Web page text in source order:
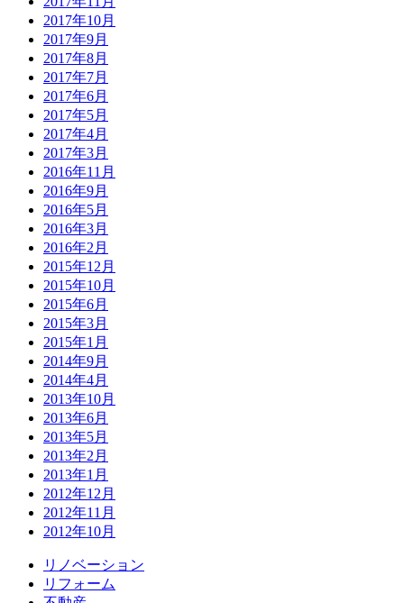
2017年10月
2017年9月
2017年8月
2017年7月
2017年6月
2017年5月
2017年4月
2017年3月
2016年11月
2016年9月
2016年5月
2016年3月
2016年2月
2015年12月
2015年10月
2015年6月
2015年3月
2015年1月
2014年9月
2014年4月
2013年10月
2013年6月
2013年5月
2013年2月
2013年1月
2012年12月
2012年11月
2012年10月
リノベーション
リフォーム